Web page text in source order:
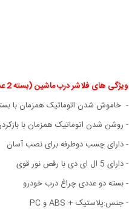
ویژگی های فلاشر درب ماشین (بسته 2 عددی):
- خاموش شدن اتوماتیک همزمان با
- روشن شدن اتوماتیک همزمان با
- دارای چسب دوطرفه برای نصب آسان
- دارای 5 ال ای دی با رقص نور قوی
- بسته دو عددی چراغ درب خودرو
- جنس:پلاستیک + ABS و PC